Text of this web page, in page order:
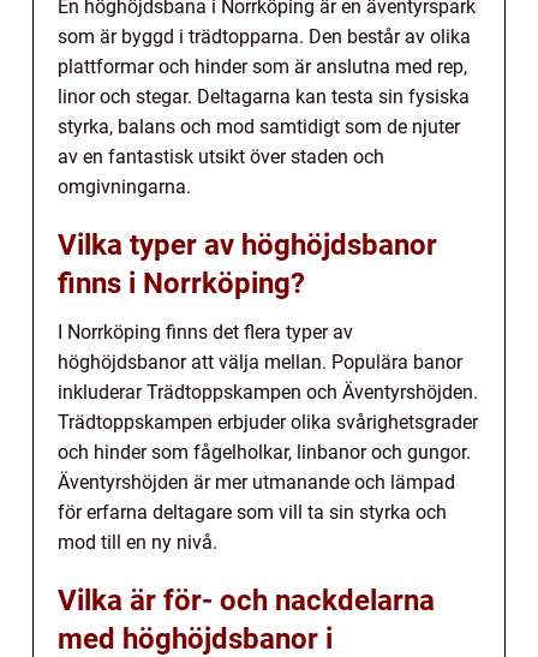
En höghöjdsbana i Norrköping är en äventyrspark
som är byggd i trädtopparna. Den består av olika
plattformar och hinder som är anslutna med rep,
linor och stegar. Deltagarna kan testa sin fysiska
styrka, balans och mod samtidigt som de njuter
av en fantastisk utsikt över staden och
omgivningarna.
Vilka typer av höghöjdsbanor
finns i Norrköping?
I Norrköping finns det flera typer av
höghöjdsbanor att välja mellan. Populära banor
inkluderar Trädtoppskampen och Äventyrshöjden.
Trädtoppskampen erbjuder olika svårighetsgrader
och hinder som fågelholkar, linbanor och gungor.
Äventyrshöjden är mer utmanande och lämpad
för erfarna deltagare som vill ta sin styrka och
mod till en ny nivå.
Vilka är för- och nackdelarna
med höghöjdsbanor i